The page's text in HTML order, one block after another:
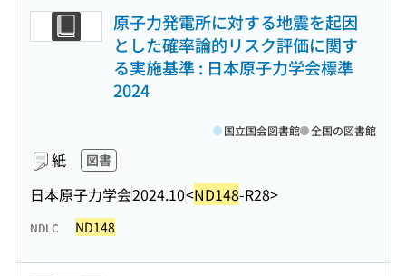
原子力発電所に対する地震を起因
とした確率論的リスク評価に関す
る実施基準 : 日本原子力学会標準
2024
紙 図書
日本原子力学会2024.10<ND148-R28>
国立国会図書館 全国の図書館
NDLC ND148